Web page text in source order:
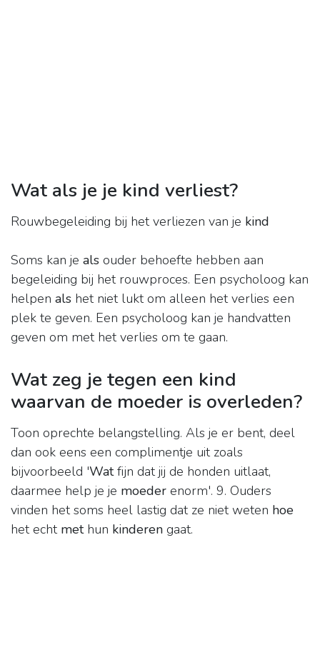
Wat als je je kind verliest?
Rouwbegeleiding bij het verliezen van je kind
Soms kan je als ouder behoefte hebben aan
begeleiding bij het rouwproces. Een psycholoog kan
helpen als het niet lukt om alleen het verlies een
plek te geven. Een psycholoog kan je handvatten
geven om met het verlies om te gaan.
Wat zeg je tegen een kind
waarvan de moeder is overleden?
Toon oprechte belangstelling. Als je er bent, deel
dan ook eens een complimentje uit zoals
bijvoorbeeld 'Watfijn dat jij de honden uitlaat,
daarmee help je je moeder enorm'. 9. Ouders
vinden het soms heel lastig dat ze niet weten hoe
het echt methun kinderen gaat.